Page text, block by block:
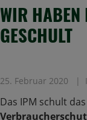
WIR
GESCHULT
25. Februar 2020
Das IPM schult das